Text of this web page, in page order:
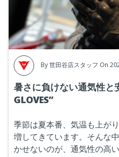
By世田谷店スタッフ On
暑さに負けない通気性と
GLOVES”
季節は夏本番、気温も上が
増してきています。そんな
かせないのが、通気性の高